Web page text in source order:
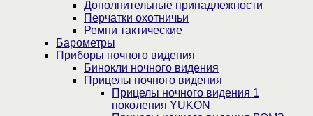
Дополнительные принадлежности
Перчатки охотничьи
Ремни тактические
Барометры
Приборы ночного видения
Бинокли ночного видения
Прицелы ночного видения
Прицелы ночного видения 1
поколения YUKON